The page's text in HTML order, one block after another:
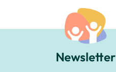
Newsletter